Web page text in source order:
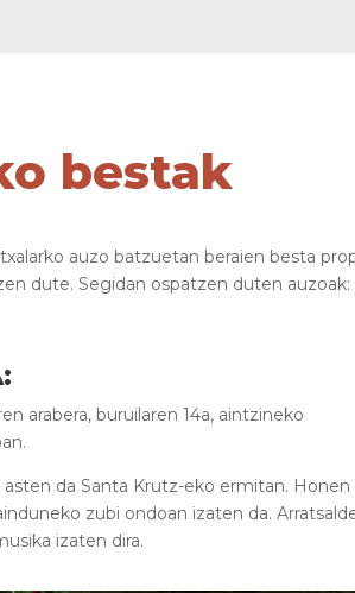
bestak
auzo batzuetan beraien besta
dute. Segidan ospatzen duten auzoak:
:
arabera, buruilaren 14a, aintzineko
da Santa Krutz-eko ermitan. Honen
zubi ondoan izaten da.
izaten dira.